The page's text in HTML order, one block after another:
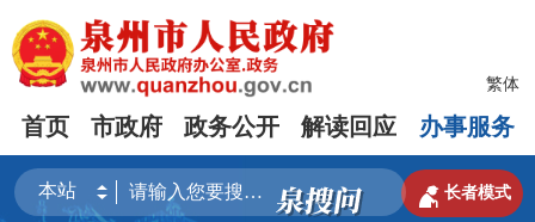
繁体
首页 市政府 政务公开 解读回应 办事服务
 长者模式